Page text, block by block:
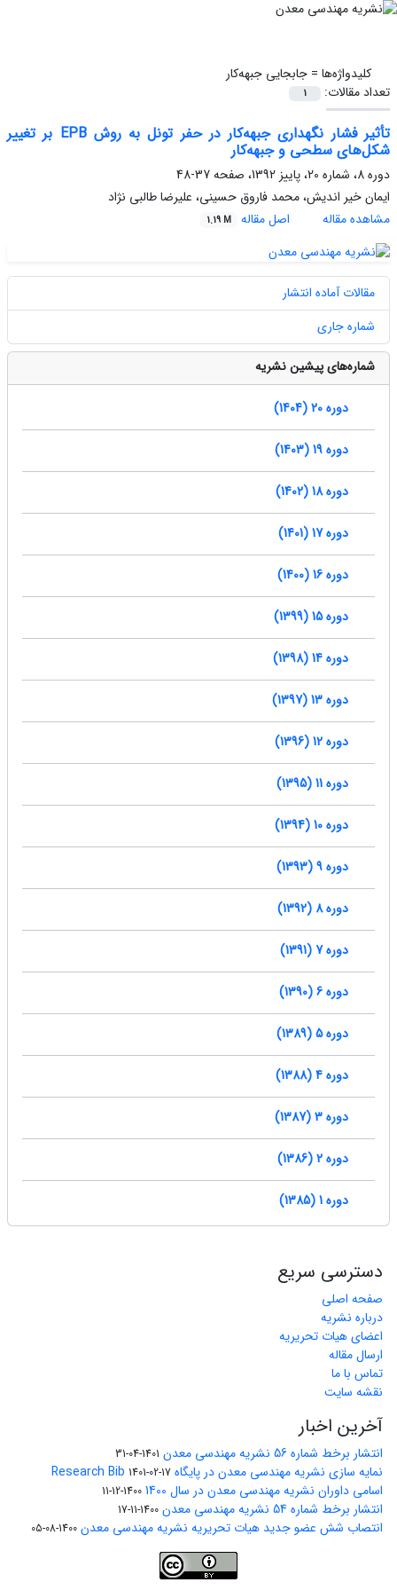
کلیدواژه‌ها =جابجایی جبهه‌کار
تعداد مقالات:
1
تأثیر فشار نگهداری جبهه‌کار در حفر تونل به روش EPB بر تغییر
شکل‌های سطحی و جبهه‌کار
دوره 8، شماره 20، پاییز 1392، صفحه
37-48
ایمان خیر اندیش، محمد فاروق حسینی، علیرضا طالبی نژاد
مشاهده مقاله
اصل مقاله 1.19 M
مقالات آماده انتشار
شماره جاری
شماره‌های پیشین نشریه
دوره 20 (1404)
دوره 19 (1403)
دوره 18 (1402)
دوره 17 (1401)
دوره 16 (1400)
دوره 15 (1399)
دوره 14 (1398)
دوره 13 (1397)
دوره 12 (1396)
دوره 11 (1395)
دوره 10 (1394)
دوره 9 (1393)
دوره 8 (1392)
دوره 7 (1391)
دوره 6 (1390)
دوره 5 (1389)
دوره 4 (1388)
دوره 3 (1387)
دوره 2 (1386)
دوره 1 (1385)
دسترسی سریع
صفحه اصلی
درباره نشریه
اعضای هیات تحریریه
ارسال مقاله
تماس با ما
نقشه سایت
آخرین اخبار
انتشار برخط شماره 56 نشریه مهندسی معدن 1401-04-31
نمایه سازی نشریه مهندسی معدن در پایگاه Research Bib 1401-02-17
اسامی داوران نشریه مهندسی معدن در سال 1400 1400-12-11
انتشار برخط شماره 54 نشریه مهندسی معدن 1400-11-17
انتصاب شش عضو جدید هیات تحریریه نشریه مهندسی معدن 1400-08-05